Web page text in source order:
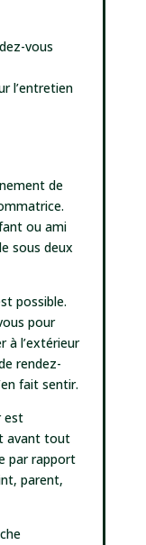
vous
l’entretien
de
ou ami
sous deux
possible.
pour
à l’extérieur
rendez-
fait sentir.
est
avant tout
par rapport
parent,